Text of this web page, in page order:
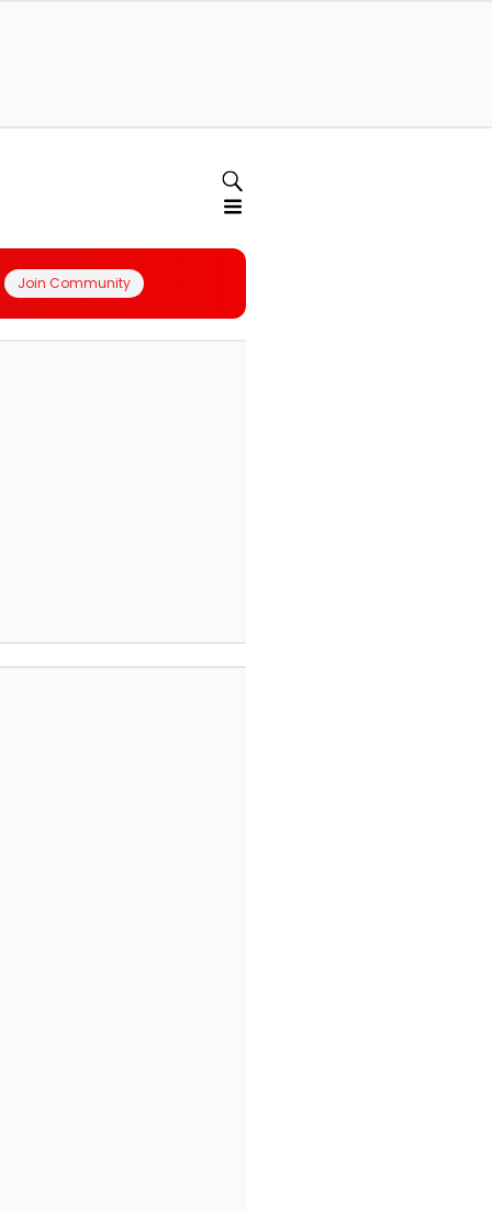
Join Community